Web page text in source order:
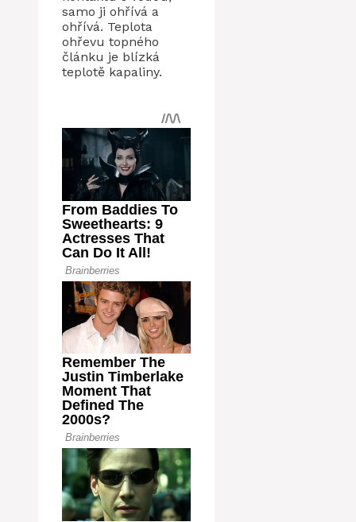
samo ji ohřívá a
ohřívá. Teplota
ohřevu topného
článku je blízká
teplotě kapaliny.